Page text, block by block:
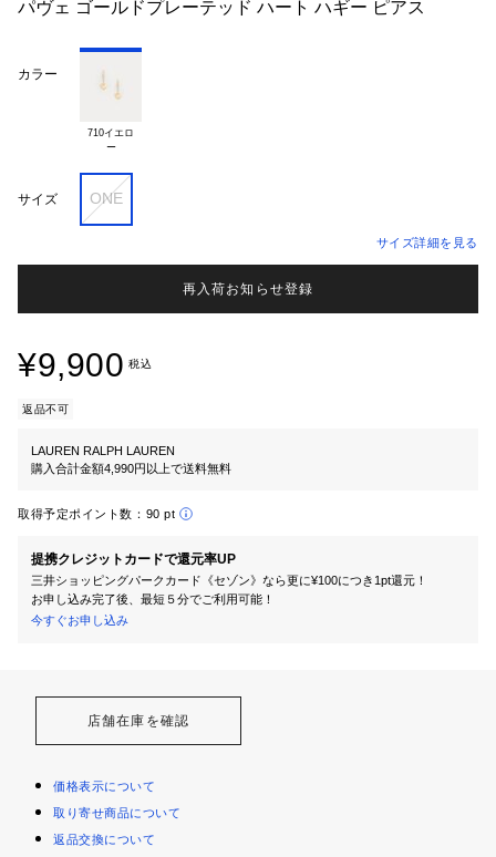
パヴェ ゴールドプレーテッド ハート ハギー ピアス
カラー
710イエロ
ー
サイズ ONE
サイズ詳細を見る
再入荷お知らせ登録
¥9,900 税込
返品不可
LAUREN RALPH LAUREN
購入合計金額4,990円以上で送料無料
取得予定ポイント数： 90 pt
提携クレジットカードで還元率UP
三井ショッピングパークカード《セゾン》なら更に¥100につき1pt還元！
お申し込み完了後、最短５分でご利用可能！
今すぐお申し込み
店舗在庫を確認
価格表示について
取り寄せ商品について
返品交換について